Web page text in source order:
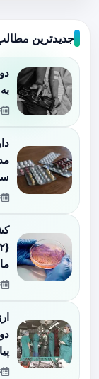
جدیدترین